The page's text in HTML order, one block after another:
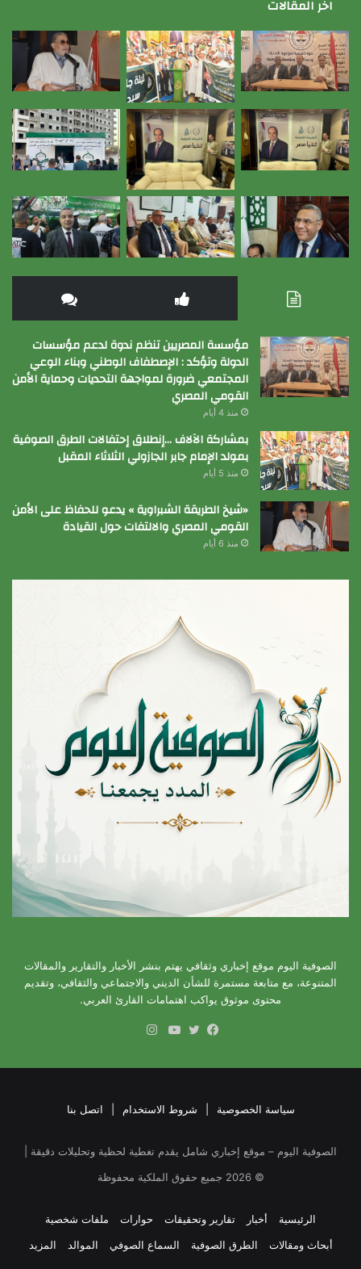
اخر المقالات
مؤسسة المصريين تنظم ندوة لدعم مؤسسات
الدولة وتؤكد : الإصطفاف الوطني وبناء الوعي
المجتمعي ضرورة لمواجهة التحديات وحماية الأمن
القومي المصري
منذ 4 أيام
بمشاركة الآلاف …إنطلاق إحتفالات الطرق الصوفية
بمولد الإمام جابر الجازولي الثلاثاء المقبل
منذ 5 أيام
«شيخ الطريقة الشبراوية » يدعو للحفاظ على الأمن
القومي المصري والالتفات حول القيادة
منذ 6 أيام
الصوفية اليوم موقع إخباري وثقافي يهتم بنشر الأخبار والتقارير والمقالات
المتنوعة، مع متابعة مستمرة للشأن الديني والاجتماعي والثقافي، وتقديم
محتوى موثوق يواكب اهتمامات القارئ العربي.
سياسة الخصوصية شروط الاستخدام اتصل بنا
الصوفية اليوم – موقع إخباري شامل يقدم تغطية لحظية وتحليلات دقيقة |
©
2026 جميع حقوق الملكية محفوظة
الرئيسية أخبار تقارير وتحقيقات حوارات
ملفات شخصية
أبحاث ومقالات
الطرق الصوفية السماع الصوفي الموالد المزيد